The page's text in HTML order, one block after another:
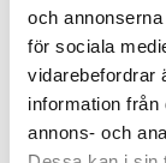
och
för sociala
vidarebefordrar
information från
annons- och